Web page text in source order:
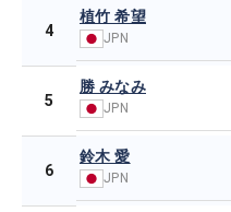
4
植竹 希望
JPN
5
勝 みなみ
JPN
6
鈴木 愛
JPN